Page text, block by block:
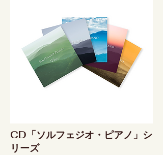
CD「ソルフェジオ・ピアノ」シ
リーズ